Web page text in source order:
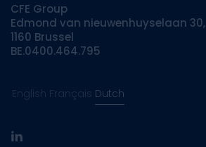
CFE Group
Edmond van nieuwenhuyselaan 30,
1160 Brussel
BE.0400.464.795
English Français Dutch
linkedin